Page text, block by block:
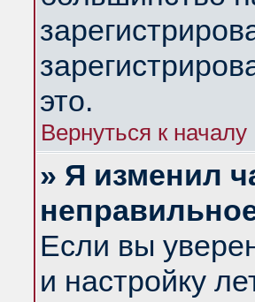
это.
Вернуться к началу
» Я изменил
Если вы
и настройку